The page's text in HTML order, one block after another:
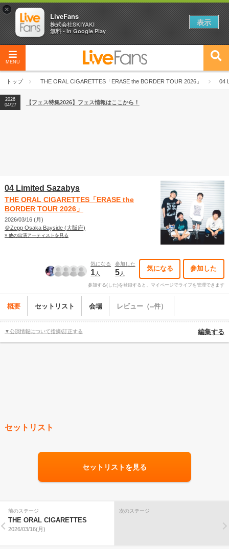
MENU
トップ THE ORAL CIGARETTES「ERASE the BORDER TOUR 2026」 04
2026
04/27
2026
【ライブ動員ランキング】2026年上半期編発表！
2026
04/27
【フェス特集2026】フェス情報はここから！
04 Limited Sazabys
THE ORAL CIGARETTES「ERASE the
BORDER TOUR 2026」
2026/03/16 (月)
＠Zepp Osaka Bayside (大阪府)
» 他の出演アーティストを見る
気になる
1人
参加した
5人
気になる 参加した
参加する(した)を登録すると、マイページでライブを管理できます
概要 セットリスト 会場 レビュー（--件）
▼公演情報について指摘/訂正する 編集する
セットリスト
セットリストを見る
前のステージ
THE ORAL CIGARETTES
2026/03/16(月)
次のステージ
×
LiveFans
株式会社SKIYAKI
無料 - In Google Play
表示